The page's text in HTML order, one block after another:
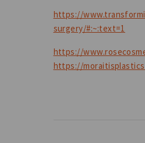
https://
surgery/#:~:text=1
https://
https://